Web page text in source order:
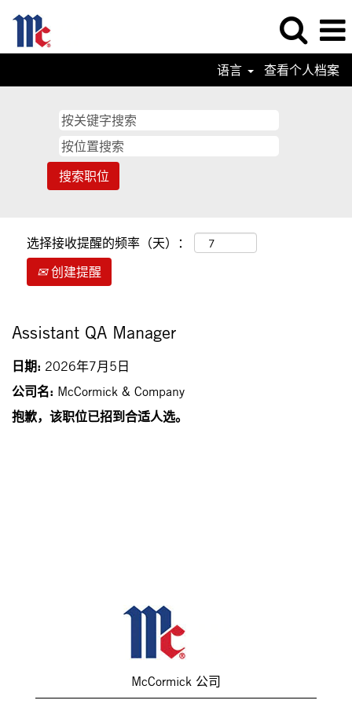
语言 查看个人档案
选择接收提醒的频率（天）：
创建提醒
Assistant QA Manager
日期: 2026年7月5日
公司名: McCormick & Company
抱歉，该职位已招到合适人选。
McCormick 公司